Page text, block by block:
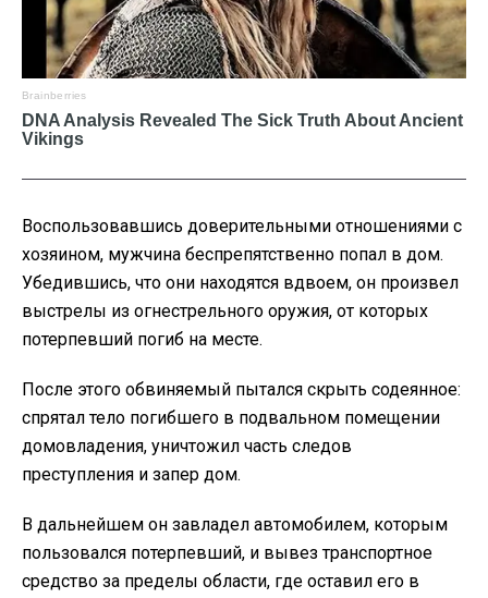
Воспользовавшись доверительными отношениями с
хозяином, мужчина беспрепятственно попал в дом.
Убедившись, что они находятся вдвоем, он произвел
выстрелы из огнестрельного оружия, от которых
потерпевший погиб на месте.
После этого обвиняемый пытался скрыть содеянное:
спрятал тело погибшего в подвальном помещении
домовладения, уничтожил часть следов
преступления и запер дом.
В дальнейшем он завладел автомобилем, которым
пользовался потерпевший, и вывез транспортное
средство за пределы области, где оставил его в